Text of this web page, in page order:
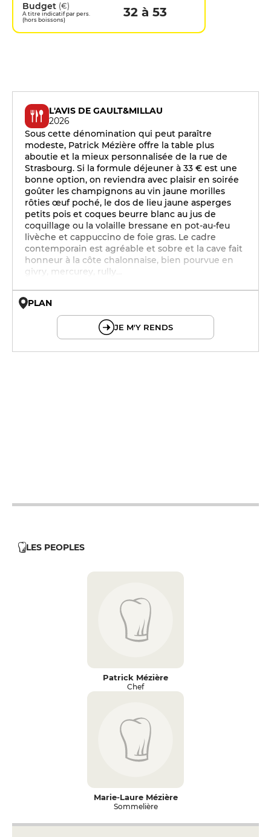
Budget (€)
A titre indicatif par pers.
(hors boissons)
32 à 53
L'AVIS DE GAULT&MILLAU
2026
Sous cette dénomination qui peut paraître
modeste, Patrick Mézière offre la table plus
aboutie et la mieux personnalisée de la rue de
Strasbourg. Si la formule déjeuner à 33 € est une
bonne option, on reviendra avec plaisir en soirée
goûter les champignons au vin jaune morilles
rôties œuf poché, le dos de lieu jaune asperges
petits pois et coques beurre blanc au jus de
coquillage ou la volaille bressane en pot-au-feu
livèche et cappuccino de foie gras. Le cadre
contemporain est agréable et sobre et la cave fait
honneur à la côte chalonnaise, bien pourvue en
givry, mercurey, rully…
PLAN
JE M'Y RENDS
LES PEOPLES
Patrick Mézière
Chef
Marie-Laure Mézière
Sommelière